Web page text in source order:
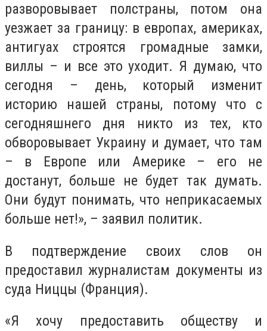
разворовывает полстраны, потом она
уезжает за границу: в европах, америках,
антигуах строятся громадные замки,
виллы – и все это уходит. Я думаю, что
сегодня – день, который изменит
историю нашей страны, потому что с
сегодняшнего дня никто из тех, кто
обворовывает Украину и думает, что там
– в Европе или Америке – его не
достанут, больше не будет так думать.
Они будут понимать, что неприкасаемых
больше нет!», – заявил политик.
В подтверждение своих слов он
предоставил журналистам документы из
суда Ниццы (Франция).
«Я хочу предоставить обществу и